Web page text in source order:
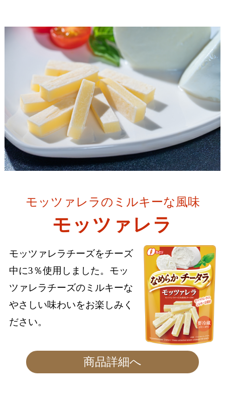
モッツァレラのミルキーな風味
モッツァレラ
モッツァレラチーズをチーズ
中に3％使用しました。モッ
ツァレラチーズのミルキーな
やさしい味わいをお楽しみく
ださい。
商品詳細へ